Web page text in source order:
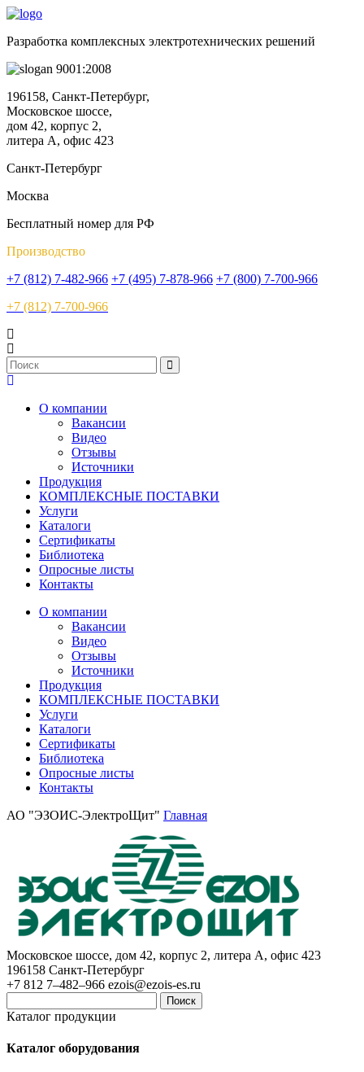
Разработка комплексных электротехнических решений
9001:2008
196158, Санкт-Петербург,
Московское шоссе,
дом 42, корпус 2,
литера А, офис 423
Санкт-Петербург
Москва
Бесплатный номер для РФ
Производство
+7 (812) 7-482-966 +7 (495) 7-878-966 +7 (800) 7-700-966
+7 (812) 7-700-966
О компании
Вакансии
Видео
Отзывы
Источники
Продукция
КОМПЛЕКСНЫЕ ПОСТАВКИ
Услуги
Каталоги
Сертификаты
Библиотека
Опросные листы
Контакты
О компании
Вакансии
Видео
Отзывы
Источники
Продукция
КОМПЛЕКСНЫЕ ПОСТАВКИ
Услуги
Каталоги
Сертификаты
Библиотека
Опросные листы
Контакты
АО "ЭЗОИС-ЭлектроЩит" Главная
Московское шоссе, дом 42, корпус 2, литера А, офис 423
196158 Санкт-Петербург
+7 812 7–482–966 ezois@ezois-es.ru
Поиск
Каталог продукции
Каталог оборудования